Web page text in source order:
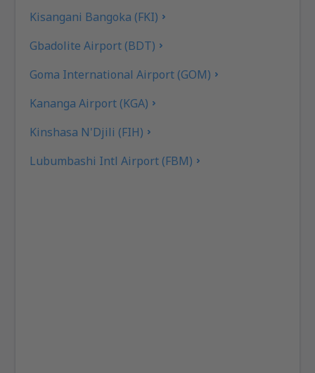
Kisangani Bangoka (FKI)
Gbadolite Airport (BDT)
Goma International Airport (GOM)
Kananga Airport (KGA)
Kinshasa N'Djili (FIH)
Lubumbashi Intl Airport (FBM)